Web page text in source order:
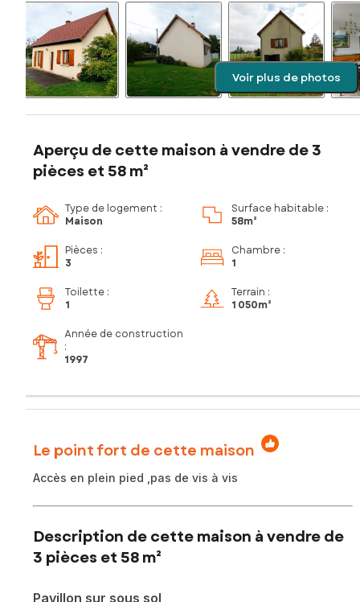
Voir plus de photos
Aperçu de cette maison à vendre de 3
pièces et 58 m²
Type de logement :
Maison
Surface habitable :
58m²
Pièces :
3
Chambre :
1
Toilette :
1
Terrain :
1 050m²
Année de construction
:
1997
Le point fort de cette maison
Accès en plein pied ,pas de vis à vis
Description de cette maison à vendre de
3 pièces et 58 m²
Pavillon sur sous sol